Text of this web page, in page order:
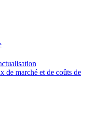
de marché et de coûts de